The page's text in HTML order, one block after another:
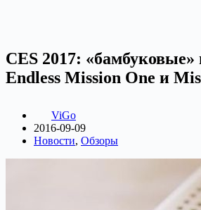
CES 2017:
Endless Mission One и
ViGo
2016-09-09
Новости, Обзоры